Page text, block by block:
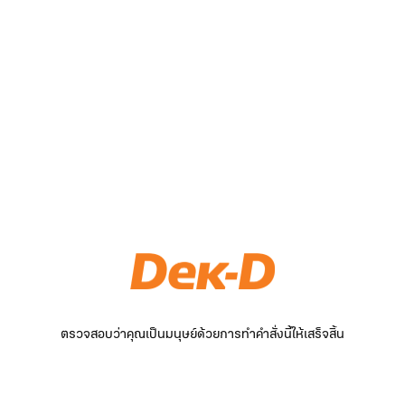
ตรวจสอบว่าคุณเป็นมนุษย์ด้วยการทำคำสั่งนี้ให้เสร็จสิ้น